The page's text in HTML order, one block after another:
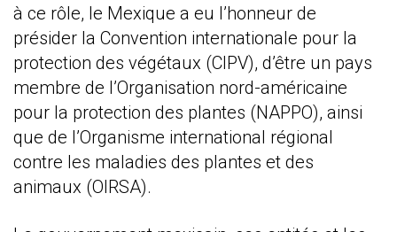
à ce rôle, le Mexique a eu l’honneur de
présider la Convention internationale pour la
protection des végétaux (CIPV), d’être un pays
membre de l’Organisation nord-américaine
pour la protection des plantes (NAPPO), ainsi
que de l’Organisme international régional
contre les maladies des plantes et des
animaux (OIRSA).